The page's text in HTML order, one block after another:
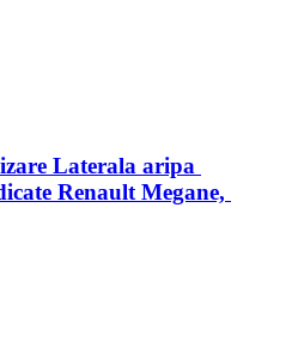
Laterala aripa
Renault Megane,